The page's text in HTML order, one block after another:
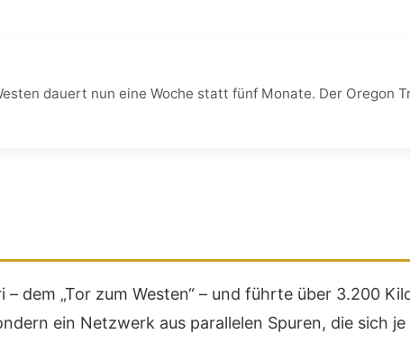
dauert nun eine Woche statt fünf Monate. Der Oregon
dem „Tor zum Westen“ – und führte über 3.200
ein Netzwerk aus parallelen Spuren, die sich je